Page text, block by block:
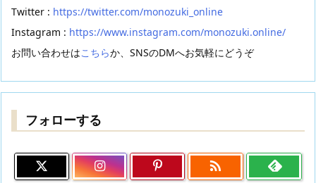
Twitter : https://twitter.com/monozuki_online
Instagram : https://www.instagram.com/monozuki.online/
お問い合わせはこちらか、SNSのDMへお気軽にどうぞ
フォローする
